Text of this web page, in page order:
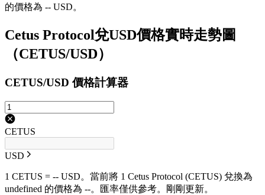
的價格為 -- USD。
Cetus Protocol兌USD價格實時走勢圖
（CETUS/USD）
CETUS/USD 價格計算器
CETUS
USD
1 CETUS = -- USD。當前將 1 Cetus Protocol (CETUS) 兌換為
undefined 的價格為 --。匯率僅供參考。剛剛更新。